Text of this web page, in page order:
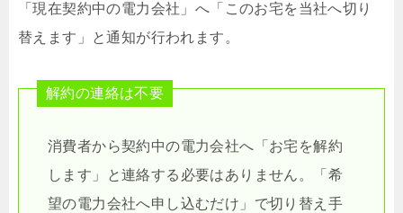
「現在契約中の電力会社」へ「このお宅を当社へ切り
替えます」と通知が行われます。
解約の連絡は不要
消費者から契約中の電力会社へ「お宅を解約
します」と連絡する必要はありません。「希
望の電力会社へ申し込むだけ」で切り替え手